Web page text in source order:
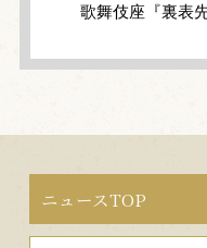
歌舞伎座『裏表
ニュースTOP